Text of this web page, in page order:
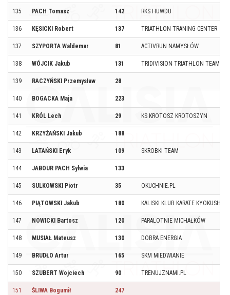
135 PACH Tomasz 142 RKS HUWDU
136 KĘSICKI Robert 137 TRIATHLON TRANING CENTER
137 SZYPORTA Waldemar 81 ACTIVRUN NAMYSŁÓW
138 WÓJCIK Jakub 131 TRIDIVISION TRIATHLON TEAM
139 RACZYŃSKI Przemysław 28
140 BOGACKA Maja 223
141 KRÓL Lech 29 KS KROTOSZ KROTOSZYN
142 KRZYŻAŃSKI Jakub 188
143 LATAŃSKI Eryk 109 SKROBKI TEAM
144 JABOUR PACH Sylwia 133
145 SULKOWSKI Piotr 35 OKUCHNIE.PL
146 PIĄTOWSKI Jakub 180 KALISKI KLUB KARATE
147 NOWICKI Bartosz 120 PARALOTNIE MICHAŁKÓW
148 MUSIAŁ Mateusz 130 DOBRA ENERGIA
149 BRUDŁO Artur 165 SKM MIEDWIANIE
150 SZUBERT Wojciech 90 TRENUJZNAMI.PL
151 ŚLIWA Bogumił 247